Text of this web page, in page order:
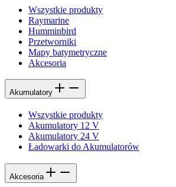
Wszystkie produkty
Raymarine
Humminbird
Przetworniki
Mapy batymetryczne
Akcesoria
Akumulatory
Wszystkie produkty
Akumulatory 12 V
Akumulatory 24 V
Ładowarki do Akumulatorów
Akcesoria